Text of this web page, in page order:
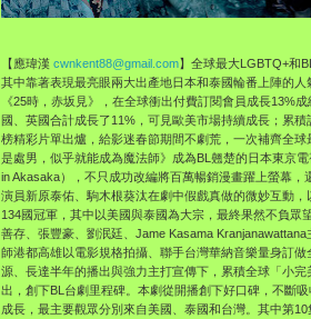
【應瑋漢 cwnkent88@gmail.com】全球最大LGBTQ+和
其中靠著表現最亮眼兩大出產地日本和泰國輪番上陣的
《25時，赤坂見》，在全球衝出付費訂閱會員成長13%
國、英國合計成長了11%，可見歐美市場持續成長；累
榜精彩片單出爐，給影迷春節期間不劇荒，一次補齊全
是處男，似乎就能成為魔法師》成為BL翹楚的日本東京
in Akasaka），不只成功改編將百萬暢銷漫畫躍上螢幕
演員新原泰佑、駒木根葵汰在劇中假戲真做的微妙互動
134國冠軍，其中以美國與泰國為大宗，最終果然不負
善存、張豐豪、劉泯廷、Jame Kasama
師港都高雄以電影規格拍攝、聯手台灣華納音樂量身訂
源、長達半年的播出與強力主打宣傳下，累積全球「小
出，創下BL台劇里程碑。本劇從開播創下好口碑，不斷
成長，最主要觀眾分別來自美國、泰國和台灣。其中第